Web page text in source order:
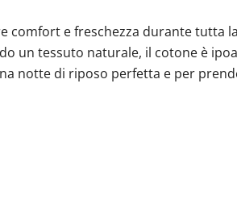
e freschezza durante tutta
un tessuto naturale, il cotone è
notte di riposo perfetta e per